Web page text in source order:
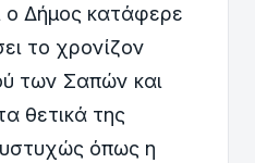
ο Δήμος κατάφερε
το χρονίζον
των Σαπών και
θετικά της
όπως η